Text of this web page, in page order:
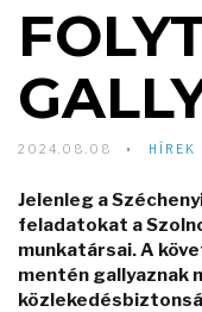
2024.08.08 HÍREK
Jelenleg a
feladatokat a
munkatársai. A
mentén gallyaznak